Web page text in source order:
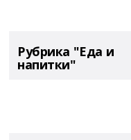
Рубрика "Еда и
напитки"